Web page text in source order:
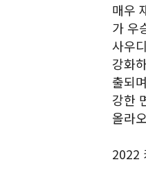
매우
가 우
사우
강화
출되
강한
올라
2022